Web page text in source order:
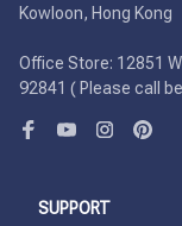
Kowloon, Hong Kong
Office Store: 12851
92841 ( Please call
SUPPORT